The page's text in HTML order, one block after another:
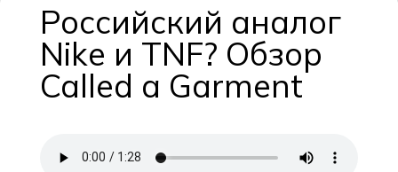
Российский аналог
Nike и TNF? Обзор
Called a Garment